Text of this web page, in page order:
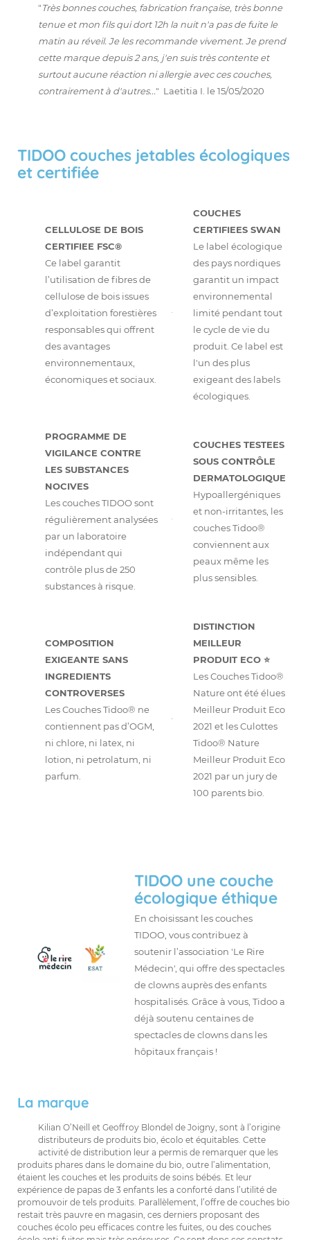
"Très bonnes couches, fabrication française, très bonne
tenue et mon fils qui dort 12h la nuit n'a pas de fuite le
matin au réveil. Je les recommande vivement. Je prend
cette marque depuis 2 ans, j'en suis très contente et
surtout aucune réaction ni allergie avec ces couches,
contrairement à d'autres..." Laetitia I. le 15/05/2020
TIDOO couches jetables écologiques
et certifiée
CELLULOSE DE BOIS
CERTIFIEE FSC®
Ce label garantit
l’utilisation de fibres de
cellulose de bois issues
d’exploitation forestières
responsables qui offrent
des avantages
environnementaux,
économiques et sociaux.
COUCHES
CERTIFIEES SWAN
Le label écologique
des pays nordiques
garantit un impact
environnemental
limité pendant tout
le cycle de vie du
produit. Ce label est
l'un des plus
exigeant des labels
écologiques.
PROGRAMME DE
VIGILANCE CONTRE
LES SUBSTANCES
NOCIVES
Les couches TIDOO sont
régulièrement analysées
par un laboratoire
indépendant qui
contrôle plus de 250
substances à risque.
COUCHES TESTEES
SOUS CONTRÔLE
DERMATOLOGIQUE
Hypoallergéniques
et non-irritantes, les
couches Tidoo®
conviennent aux
peaux même les
plus sensibles.
COMPOSITION
EXIGEANTE SANS
INGREDIENTS
CONTROVERSES
Les Couches Tidoo® ne
contiennent pas d’OGM,
ni chlore, ni latex, ni
lotion, ni petrolatum, ni
parfum.
DISTINCTION
MEILLEUR
PRODUIT ECO ⭐
Les Couches Tidoo®
Nature ont été élues
Meilleur Produit Eco
2021 et les Culottes
Tidoo® Nature
Meilleur Produit Eco
2021 par un jury de
100 parents bio.
TIDOO une couche
écologique éthique
En choisissant les couches
TIDOO, vous contribuez à
soutenir l’association 'Le Rire
Médecin', qui offre des spectacles
de clowns auprès des enfants
hospitalisés. Grâce à vous, Tidoo a
déjà soutenu centaines de
spectacles de clowns dans les
hôpitaux français !
La marque
Kilian O’Neill et Geoffroy Blondel de Joigny, sont à l’origine
distributeurs de produits bio, écolo et équitables. Cette
activité de distribution leur a permis de remarquer que les
produits phares dans le domaine du bio, outre l’alimentation,
étaient les couches et les produits de soins bébés. Et leur
expérience de papas de 3 enfants les a conforté dans l’utilité de
promouvoir de tels produits. Parallèlement, l’offre de couches bio
restait très pauvre en magasin, ces derniers proposant des
couches écolo peu efficaces contre les fuites, ou des couches